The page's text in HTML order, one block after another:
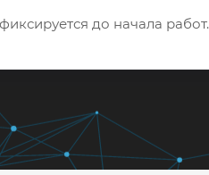
до начала работ.